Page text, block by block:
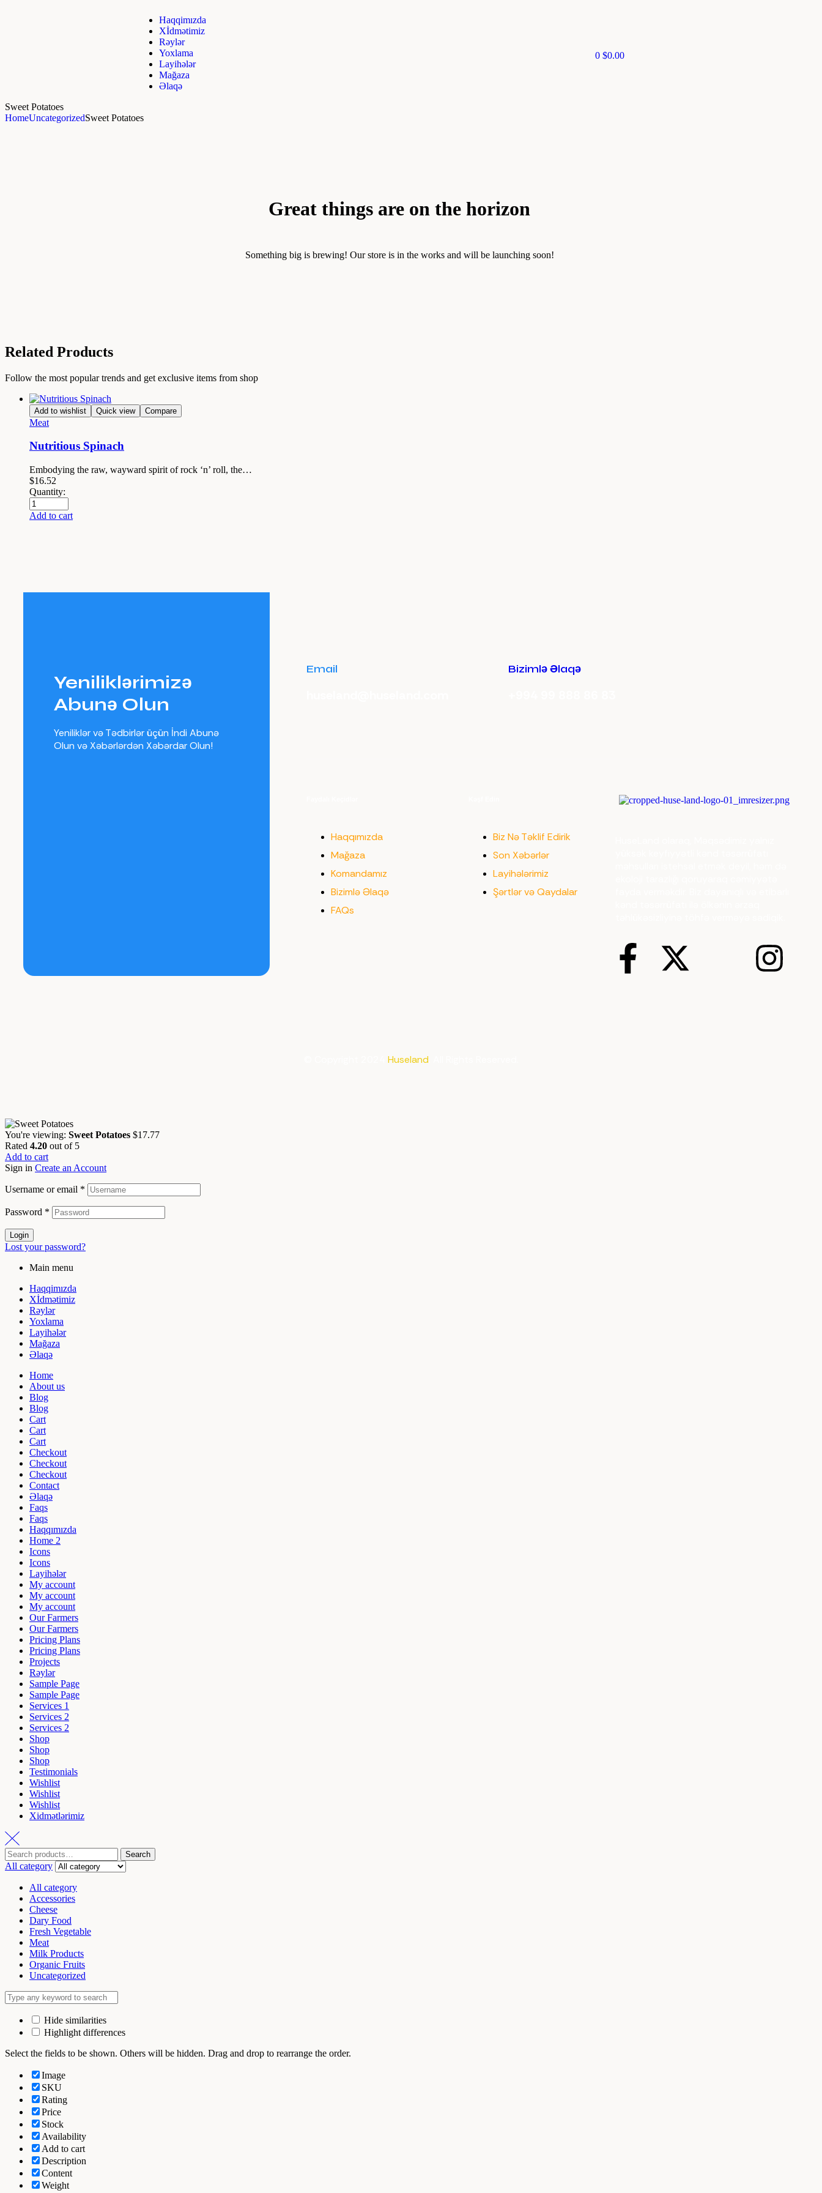
Haqqimızda
Xİdmətimiz
Rəylər
Yoxlama
Layihələr
Mağaza
Əlaqə
0 $0.00
Sweet Potatoes
HomeUncategorizedSweet Potatoes
Great things are on the horizon
Something big is brewing! Our store is in the works and will be launching soon!
Related Products
Follow the most popular trends and get exclusive items from shop
Add to wishlist Quick view Compare
Meat
Nutritious Spinach
Embodying the raw, wayward spirit of rock ‘n’ roll, the…
$16.52
Quantity:
Add to cart
Yeniliklərimizə
Abunə Olun
Yeniliklər və Tədbirlər üçün İndi Abunə
Olun və Xəbərlərdən Xəbərdar Olun!
Email Bizimlə Əlaqə
Haqqımızda
Mağaza
Komandamız
Bizimlə Əlaqə
FAQs
Biz Nə Təklif Edirik
Son Xəbərlər
Layihələrimiz
Şərtlər və Qaydalar
Huseland
You're viewing: Sweet Potatoes $17.77
Rated 4.20 out of 5
Add to cart
Sign in Create an Account
Username or email *
Password *
Login
Lost your password?
Main menu
Haqqimızda
Xİdmətimiz
Rəylər
Yoxlama
Layihələr
Mağaza
Əlaqə
Home
About us
Blog
Blog
Cart
Cart
Cart
Checkout
Checkout
Checkout
Contact
Əlaqə
Faqs
Faqs
Haqqımızda
Home 2
Icons
Icons
Layihələr
My account
My account
My account
Our Farmers
Our Farmers
Pricing Plans
Pricing Plans
Projects
Rəylər
Sample Page
Sample Page
Services 1
Services 2
Services 2
Shop
Shop
Shop
Testimonials
Wishlist
Wishlist
Wishlist
Xidmətlərimiz
Search
All category
All category
Accessories
Cheese
Dary Food
Fresh Vegetable
Meat
Milk Products
Organic Fruits
Uncategorized
Hide similarities
Highlight differences
Select the fields to be shown. Others will be hidden. Drag and drop to rearrange the order.
Image
SKU
Rating
Price
Stock
Availability
Add to cart
Description
Content
Weight